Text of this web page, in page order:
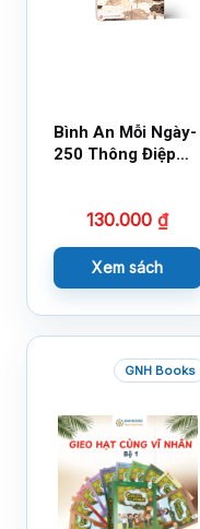
Bình An Mỗi Ngày-
250 Thông Điệp
130.000₫
Xem sách
GNH Books